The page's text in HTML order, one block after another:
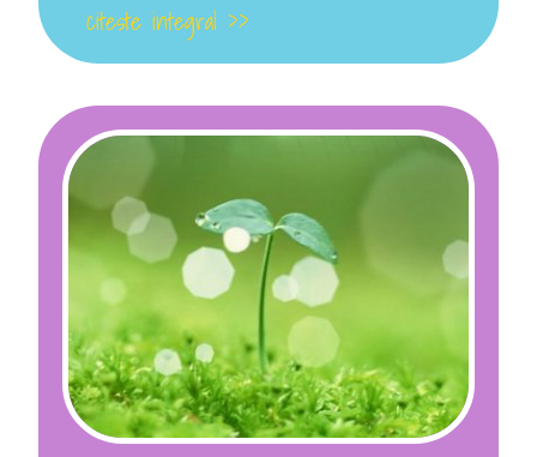
citeste integral >>